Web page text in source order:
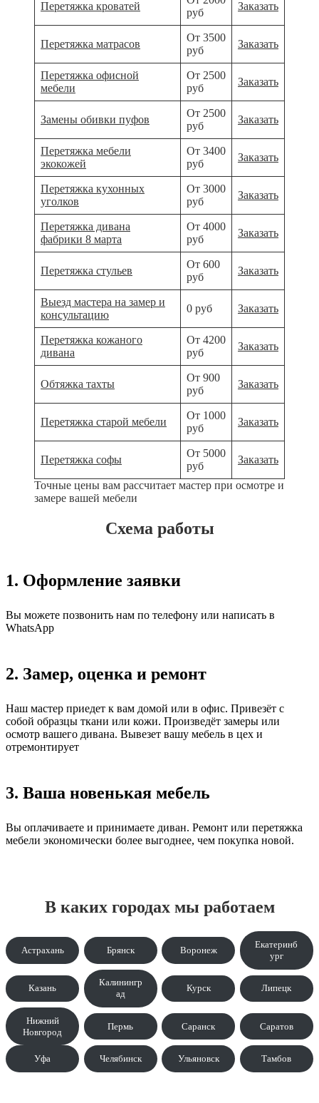
Перетяжка кроватей
руб
Заказать
Перетяжка матрасов
От 3500
руб
Заказать
Перетяжка офисной
мебели
От 2500
руб
Заказать
Замены обивки пуфов
От 2500
руб
Заказать
Перетяжка мебели
экокожей
От 3400
руб
Заказать
Перетяжка кухонных
уголков
От 3000
руб
Заказать
Перетяжка дивана
фабрики 8 марта
От 4000
руб
Заказать
Перетяжка стульев
От 600
руб
Заказать
Выезд мастера на замер и
консультацию
0 руб Заказать
Перетяжка кожаного
дивана
От 4200
руб
Заказать
Обтяжка тахты
От 900
руб
Заказать
Перетяжка старой мебели
От 1000
руб
Заказать
Перетяжка софы
От 5000
руб
Заказать
Точные цены вам рассчитает мастер при осмотре и
замере вашей мебели
Схема работы
1. Оформление заявки
Вы можете позвонить нам по телефону или написать в
WhatsApp
2. Замер, оценка и ремонт
Наш мастер приедет к вам домой или в офис. Привезёт с
собой образцы ткани или кожи. Произведёт замеры или
осмотр вашего дивана. Вывезет вашу мебель в цех и
отремонтирует
3. Ваша новенькая мебель
Вы оплачиваете и принимаете диван. Ремонт или перетяжка
мебели экономически более выгоднее, чем покупка новой.
В каких городах мы работаем
Астрахань Брянск Воронеж
Екатеринб
ург
Казань
Калинингр
ад
Курск Липецк
Нижний
Новгород
Пермь Саранск Саратов
Уфа Челябинск Ульяновск Тамбов